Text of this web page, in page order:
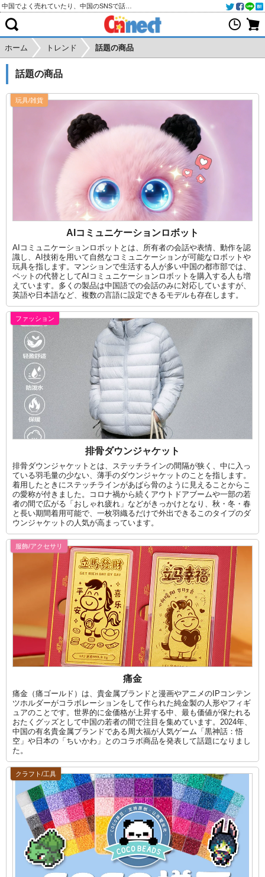
ホーム トレンド 話題の商品
話題の商品
玩具/雑貨
AIコミュニケーションロボット
AIコミュニケーションロボットとは、所有者の会話や表情、動作を認
識し、AI技術を用いて自然なコミュニケーションが可能なロボットや
玩具を指します。マンションで生活する人が多い中国の都市部では、
ペットの代替としてAIコミュニケーションロボットを購入する人も増
えています。多くの製品は中国語での会話のみに対応していますが、
英語や日本語など、複数の言語に設定できるモデルも存在します。
ファッション
排骨ダウンジャケット
排骨ダウンジャケットとは、ステッチラインの間隔が狭く、中に入っ
ている羽毛量の少ない、薄手のダウンジャケットのことを指します。
着用したときにステッチラインがあばら骨のように見えることからこ
の愛称が付きました。コロナ禍から続くアウトドアブームや一部の若
者の間で広がる「おしゃれ疲れ」などがきっかけとなり、秋・冬・春
と長い期間着用可能で、一枚羽織るだけで外出できるこのタイプのダ
ウンジャケットの人気が高まっています。
服飾/アクセサリ
痛金
痛金（痛ゴールド）は、貴金属ブランドと漫画やアニメのIPコンテン
ツホルダーがコラボレーションをして作られた純金製の人形やフィギ
ュアのことです。世界的に金価格が上昇する中、最も価値が保たれる
おたくグッズとして中国の若者の間で注目を集めています。2024年、
中国の有名貴金属ブランドである周大福が人気ゲーム「黒神話：悟
空」や日本の「ちいかわ」とのコラボ商品を発表して話題になりまし
た。
クラフト/工具